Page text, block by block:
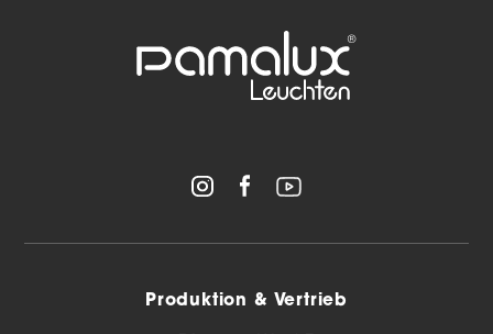
Produktion & Vertrieb